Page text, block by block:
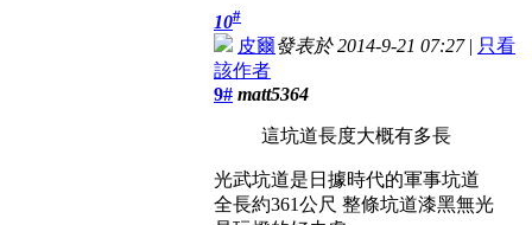
10#
皮爾發表於 2014-9-21 07:27| 只看
該作者
9# matt5364
這坑道長度大概有多長
光武坑道是日據時代的軍事坑道
全長約361公尺 整條坑道漆黑無光